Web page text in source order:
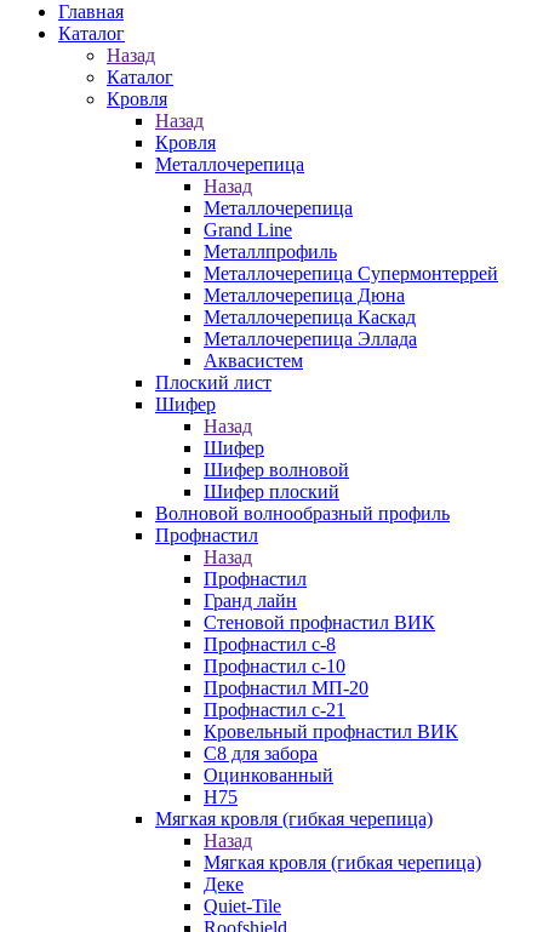
Главная
Каталог
Назад
Каталог
Кровля
Назад
Кровля
Металлочерепица
Назад
Металлочерепица
Grand Line
Металлпрофиль
Металлочерепица Супермонтеррей
Металлочерепица Дюна
Металлочерепица Каскад
Металлочерепица Эллада
Аквасистем
Плоский лист
Шифер
Назад
Шифер
Шифер волновой
Шифер плоский
Волновой волнообразный профиль
Профнастил
Назад
Профнастил
Гранд лайн
Стеновой профнастил ВИК
Профнастил с-8
Профнастил с-10
Профнастил МП-20
Профнастил с-21
Кровельный профнастил ВИК
С8 для забора
Оцинкованный
Н75
Мягкая кровля (гибкая черепица)
Назад
Мягкая кровля (гибкая черепица)
Деке
Quiet-Tile
Roofshield